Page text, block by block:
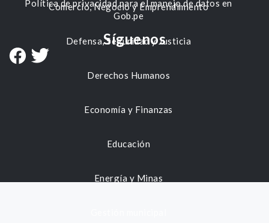
Comercio, Negocio y Emprendimiento
Defensa, Seguridad y Justicia
Derechos Humanos
Economía y Finanzas
Educación
Energía y Minas
Política de privacidad para el manejo de datos en
Gob.pe
Síguenos